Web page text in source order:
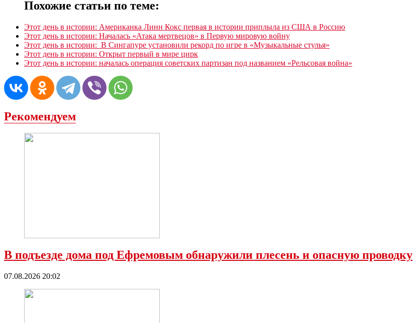
Похожие статьи по теме:
Этот день в истории: Американка Линн Кокс первая в истории приплыла из США в Россию
Этот день в истории: Началась «Атака мертвецов» в Первую мировую войну
Этот день в истории: В Сингапуре установили рекорд по игре в «Музыкальные стулья»
Этот день в истории: Открыт первый в мире цирк
Этот день в истории: началась операция советских партизан под названием «Рельсовая война»
Рекомендуем
В подъезде дома под Ефремовым обнаружили плесень и опасную проводку
07.08.2026 20:02